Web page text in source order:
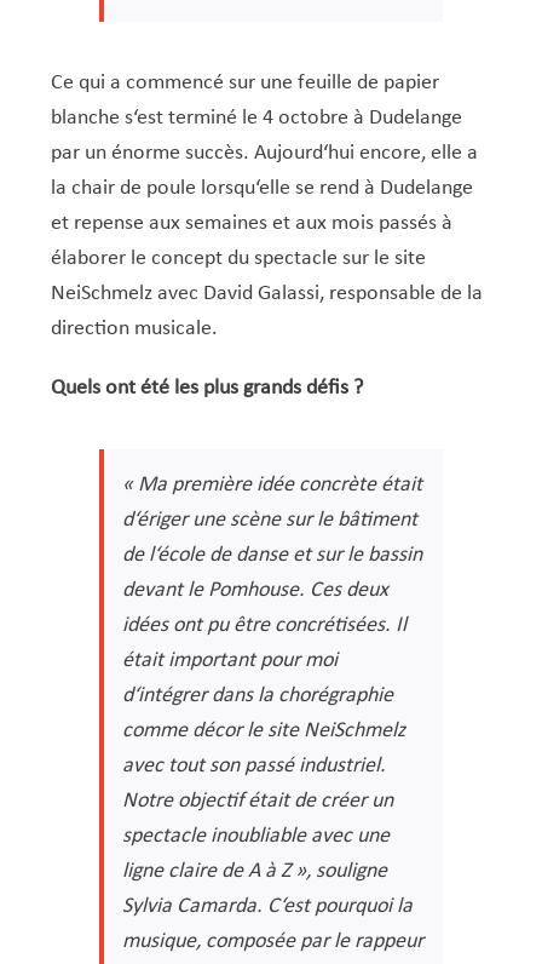
Ce qui a commencé sur une feuille de papier
blanche s‘est terminé le 4 octobre à Dudelange
par un énorme succès. Aujourd‘hui encore, elle a
la chair de poule lorsqu‘elle se rend à Dudelange
et repense aux semaines et aux mois passés à
élaborer le concept du spectacle sur le site
NeiSchmelz avec David Galassi, responsable de la
direction musicale.
Quels ont été les plus grands défis ?
« Ma première idée concrète était
d‘ériger une scène sur le bâtiment
de l‘école de danse et sur le bassin
devant le Pomhouse. Ces deux
idées ont pu être concrétisées. Il
était importantpour moi
d‘intégrer dans la chorégraphie
comme décor le site NeiSchmelz
avec tout son passé industriel.
Notre objectif était de créer un
spectacle inoubliable avec une
ligne claire de A à Z », souligne
Sylvia Camarda. C‘est pourquoi la
musique, composée par le rappeur